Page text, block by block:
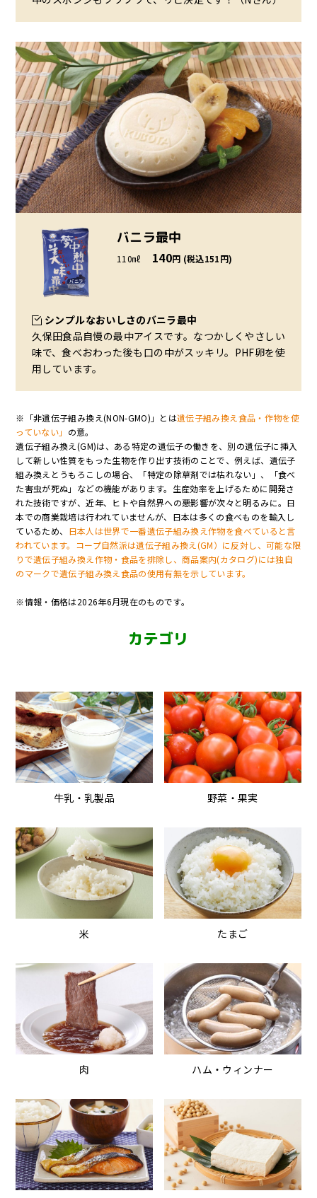
バニラ最中
110㎖ 140円 (税込151円)
シンプルなおいしさのバニラ最中
久保田食品自慢の最中アイスです。なつかしくやさしい
味で、食べおわった後も口の中がスッキリ。PHF卵を使
用しています。
※「非遺伝子組み換え(NON-GMO)」とは遺伝子組み換え食品・作物を使
っていない」 の意。
遺伝子組み換え(GM)は、ある特定の遺伝子の働きを、別の遺伝子に挿入
して新しい性質をもった生物を作り出す技術のことで、例えば、遺伝子
組み換えとうもろこしの場合、「特定の除草剤では枯れない」、「食べ
た害虫が死ぬ」などの機能があります。生産効率を上げるために開発さ
れた技術ですが、近年、ヒトや自然界への悪影響が次々と明るみに。日
本での商業栽培は行われていませんが、日本は多くの食べものを輸入し
ているため、 日本人は世界で一番遺伝子組み換え作物を食べていると言
われています。コープ自然派は遺伝子組み換え(GM）に反対し、可能な限
りで遺伝子組み換え作物・食品を排除し、商品案内(カタログ)には独自
のマークで遺伝子組み換え食品の使用有無を示しています。
※情報・価格は2026年6月現在のものです。
カテゴリ
牛乳・乳製品 野菜・果実
米 たまご
肉 ハム・ウィンナー